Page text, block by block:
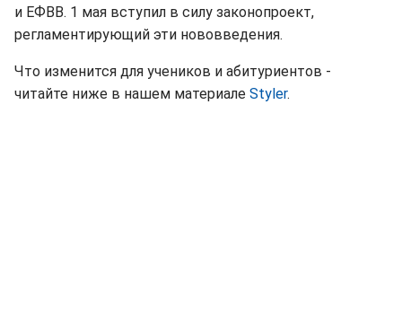
и ЕФВВ. 1 мая вступил в силу законопроект,
регламентирующий эти нововведения.
Что изменится для учеников и абитуриентов -
читайте ниже в нашем материале Styler.